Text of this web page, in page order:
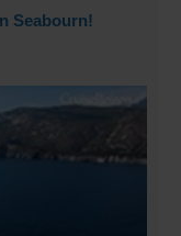
Seabourn!